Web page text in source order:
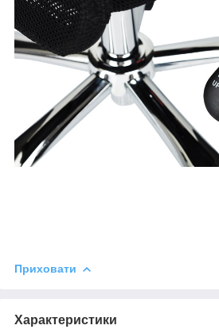
Приховати
Характеристики